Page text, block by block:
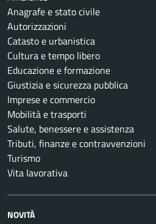
Anagrafe e stato civile
Autorizzazioni
Catasto e urbanistica
Cultura e tempo libero
Educazione e formazione
Giustizia e sicurezza pubblica
Imprese e commercio
Mobilità e trasporti
Salute, benessere e assistenza
Tributi, finanze e contravvenzioni
Turismo
Vita lavorativa
NOVITÀ